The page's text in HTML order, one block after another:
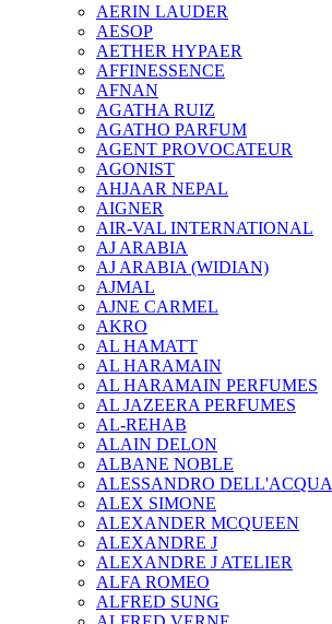
AERIN LAUDER
AESOP
AETHER HYPAER
AFFINESSENCE
AFNAN
AGATHA RUIZ
AGATHO PARFUM
AGENT PROVOCATEUR
AGONIST
AHJAAR NEPAL
AIGNER
AIR-VAL INTERNATIONAL
AJ ARABIA
AJ ARABIA (WIDIAN)
AJMAL
AJNE CARMEL
AKRO
AL HAMATT
AL HARAMAIN
AL HARAMAIN PERFUMES
AL JAZEERA PERFUMES
AL-REHAB
ALAIN DELON
ALBANE NOBLE
ALESSANDRO DELL'ACQUA
ALEX SIMONE
ALEXANDER MCQUEEN
ALEXANDRE J
ALEXANDRE J ATELIER
ALFA ROMEO
ALFRED SUNG